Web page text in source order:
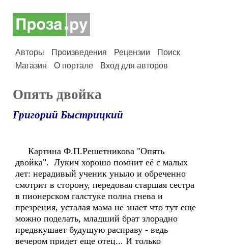
Авторы Произведения Рецензии
Поиск
Магазин
О портале Вход для авторов
Опять двойка
Григорий Быстрицкий
Картина Ф.П.Решетникова "Опять
двойка". Лукич хорошо помнит её с малых
лет: нерадивый ученик уныло и обреченно
смотрит в сторону, передовая старшая сестра
в пионерском галстуке полна гнева и
презрения, усталая мама не знает что тут еще
можно поделать, младший брат злорадно
предвкушает будущую расправу - ведь
вечером придет еще отец... И только